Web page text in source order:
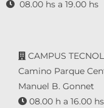
08.00 hs a 19.00 hs
CAMPUS
Camino Parque
Manuel B. Gonnet
08.00 h a 16.00 hs